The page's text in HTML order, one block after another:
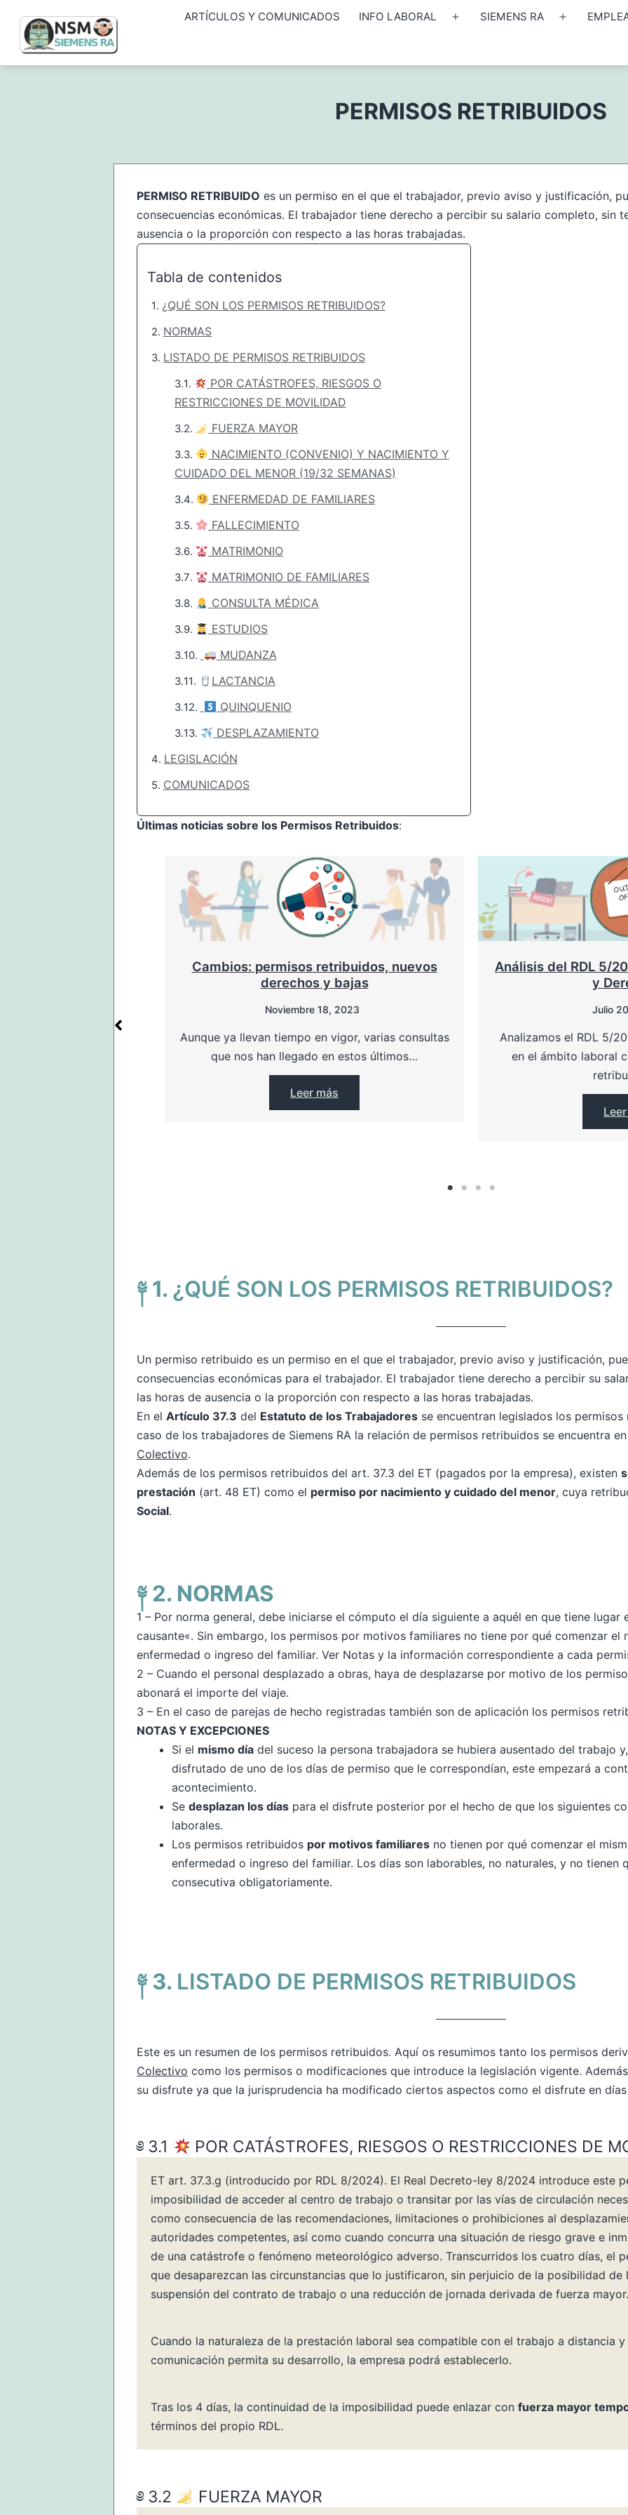
contenido
ARTÍCULOS Y COMUNICADOS INFO LABORAL
Abrir
SIEMENS RA
Abrir
PERMISOS RETRIBUIDOS
PERMISO RETRIBUIDO es un permiso en el que el trabajador, previo aviso y justificación,
consecuencias económicas. El trabajador tiene derecho a percibir su salario completo, sin
ausencia o la proporción con respecto a las horas trabajadas.
Tabla de contenidos
¿QUÉ SON LOS PERMISOS RETRIBUIDOS?
NORMAS
LISTADO DE PERMISOS RETRIBUIDOS
POR CATÁSTROFES, RIESGOS O
RESTRICCIONES DE MOVILIDAD
FUERZA MAYOR
NACIMIENTO (CONVENIO) Y NACIMIENTO Y
CUIDADO DEL MENOR (19/32 SEMANAS)
ENFERMEDAD DE FAMILIARES
FALLECIMIENTO
MATRIMONIO
MATRIMONIO DE FAMILIARES
CONSULTA MÉDICA
ESTUDIOS
MUDANZA
LACTANCIA
QUINQUENIO
DESPLAZAMIENTO
LEGISLACIÓN
COMUNICADOS
Últimas noticias sobre los Permisos Retribuidos:
Cambios: permisos retribuidos, nuevos
derechos y bajas
Noviembre 18, 2023
Aunque ya llevan tiempo en vigor, varias consultas
que nos han llegado en estos últimos…
Leer más
Análisis del RDL 5/
y
Julio
Analizamos el RDL 5/
en el ámbito laboral
¿QUÉ SON LOS PERMISOS RETRIBUIDOS?
Un permiso retribuido es un permiso en el que el trabajador, previo aviso y justificación,
consecuencias económicas para el trabajador. El trabajador tiene derecho a percibir su
las horas de ausencia o la proporción con respecto a las horas trabajadas.
En el Artículo 37.3 del Estatuto de los Trabajadores se encuentran legislados los
caso de los trabajadores de Siemens RA la relación de permisos retribuidos se encuentra
Colectivo.
Además de los permisos retribuidos del art. 37.3 del ET (pagados por la empresa), existen
prestación (art. 48 ET) como el permiso por nacimiento y cuidado del menor, cuya
Social.
NORMAS
1 – Por norma general, debe iniciarse el cómputo el día siguiente a aquél en que tiene lugar
causante«. Sin embargo, los permisos por motivos familiares no tiene por qué comenzar el
enfermedad o ingreso del familiar. Ver Notas y la información correspondiente a cada
2 – Cuando el personal desplazado a obras, haya de desplazarse por motivo de los
abonará el importe del viaje.
3 – En el caso de parejas de hecho registradas también son de aplicación los permisos
NOTAS Y EXCEPCIONES
Si el mismo día del suceso la persona trabajadora se hubiera ausentado del trabajo
disfrutado de uno de los días de permiso que le correspondían, este empezará a
acontecimiento.
Se desplazan los días para el disfrute posterior por el hecho de que los siguientes
laborales.
Los permisos retribuidos por motivos familiares no tienen por qué comenzar el
enfermedad o ingreso del familiar. Los días son laborables, no naturales, y no tienen
consecutiva obligatoriamente.
LISTADO DE PERMISOS RETRIBUIDOS
Este es un resumen de los permisos retribuidos. Aquí os resumimos tanto los permisos
Colectivo como los permisos o modificaciones que introduce la legislación vigente.
su disfrute ya que la jurisprudencia ha modificado ciertos aspectos como el disfrute en
POR CATÁSTROFES, RIESGOS O RESTRICCIONES DE
ET art. 37.3.g (introducido por RDL 8/2024). El Real Decreto-ley 8/2024 introduce este
imposibilidad de acceder al centro de trabajo o transitar por las vías de circulación
como consecuencia de las recomendaciones, limitaciones o prohibiciones al
autoridades competentes, así como cuando concurra una situación de riesgo grave e
de una catástrofe o fenómeno meteorológico adverso. Transcurridos los cuatro días, el
que desaparezcan las circunstancias que lo justificaron, sin perjuicio de la posibilidad de
suspensión del contrato de trabajo o una reducción de jornada derivada de fuerza mayor.
Cuando la naturaleza de la prestación laboral sea compatible con el trabajo a distancia
comunicación permita su desarrollo, la empresa podrá establecerlo.
Tras los 4 días, la continuidad de la imposibilidad puede enlazar con fuerza mayor
términos del propio RDL.
FUERZA MAYOR